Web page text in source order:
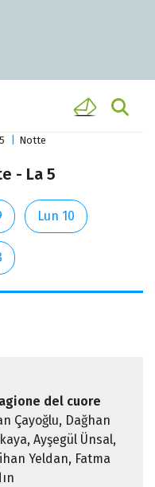
Notte
- La 5
Lun 10
del cuore
Çayoğlu, Dağhan
Ayşegül Ünsal,
Yeldan, Fatma